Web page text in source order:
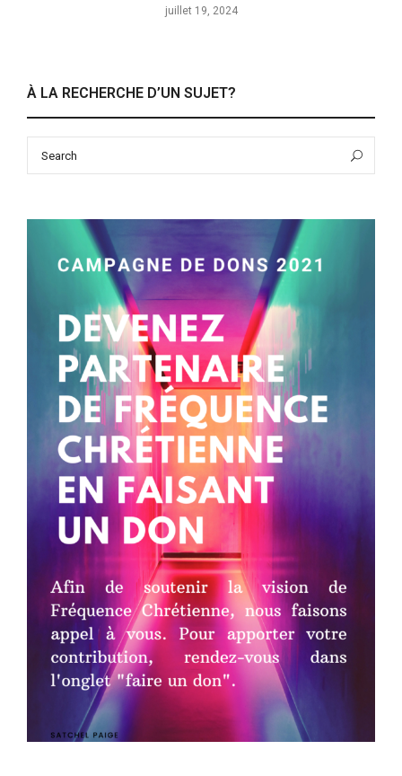
juillet 19, 2024
À LA RECHERCHE D’UN SUJET?